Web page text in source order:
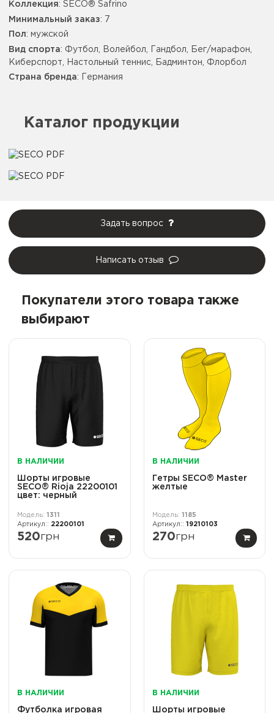
Коллекция : SECO® Safrino
Минимальный заказ: 7
Пол : мужской
Вид спорта: Футбол, Волейбол, Гандбол, Бег/марафон,
Киберспорт, Настольный теннис, Бадминтон, Флорбол
Страна бренда: Германия
Каталог продукции
Задать вопрос
Написать отзыв
Покупатели этого товара также
выбирают
В НАЛИЧИИ
Шорты игровые
SECO® Rioja 22200101
цвет: черный
1311
22200101
520грн
В НАЛИЧИИ
Гетры SECO® Master
желтые
1185
19210103
270грн
В НАЛИЧИИ
Футболка игровая
В НАЛИЧИИ
Шорты игровые